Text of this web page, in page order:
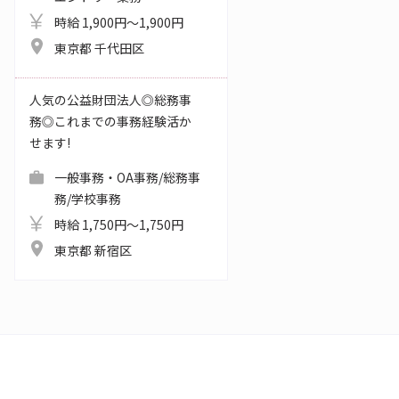
時給 1,900円～1,900円
東京都 千代田区
人気の公益財団法人◎総務事
務◎これまでの事務経験活か
せます!
一般事務・OA事務/総務事
務/学校事務
時給 1,750円～1,750円
東京都 新宿区